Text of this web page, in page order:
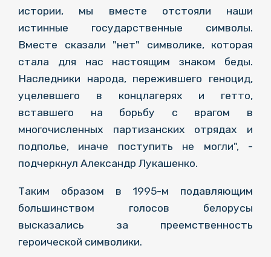
истории, мы вместе отстояли наши
истинные государственные символы.
Вместе сказали "нет" символике, которая
стала для нас настоящим знаком беды.
Наследники народа, пережившего геноцид,
уцелевшего в концлагерях и гетто,
вставшего на борьбу с врагом в
многочисленных партизанских отрядах и
подполье, иначе поступить не могли", -
подчеркнул Александр Лукашенко.
Таким образом в 1995-м подавляющим
большинством голосов белорусы
высказались за преемственность
героической символики.